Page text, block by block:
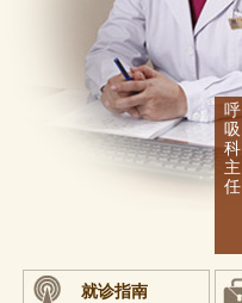
呼
吸
科
主
任
就诊指南